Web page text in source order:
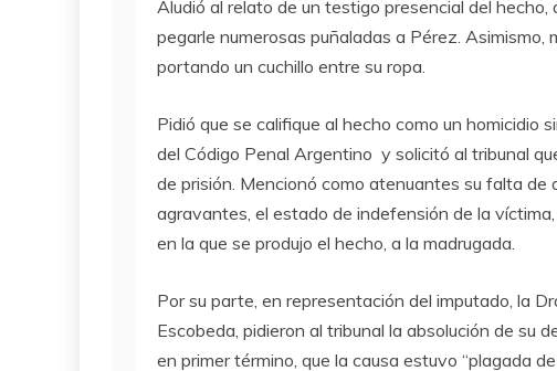
Aludió al relato de un testigo presencial del
pegarle numerosas puñaladas a Pérez.
portando un cuchillo entre su ropa.
Pidió que se califique al hecho como un homicidio
del Código Penal Argentino y solicitó al tribunal
de prisión. Mencionó como atenuantes su falta
agravantes, el estado de indefensión de la
en la que se produjo el hecho, a la madrugada.
Por su parte, en representación del imputado, la
Escobeda, pidieron al tribunal la absolución de su
en primer término, que la causa estuvo “plagada